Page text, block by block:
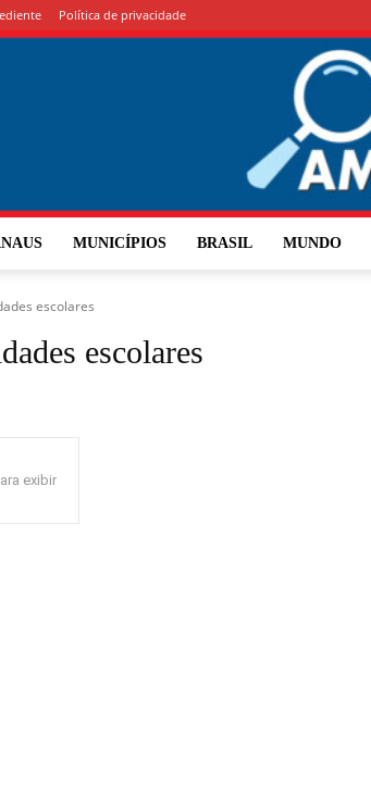
Política de privacidade
MUNICÍPIOS BRASIL MUNDO
escolares
escolares
exibir